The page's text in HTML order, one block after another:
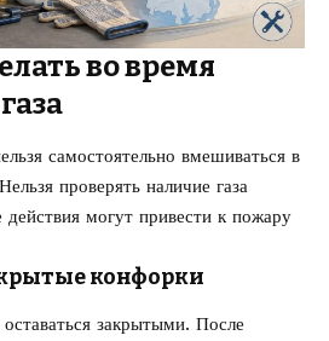
во время
самостоятельно вмешиваться в
проверять наличие газа
могут привести к пожару
конфорки
закрытыми. После